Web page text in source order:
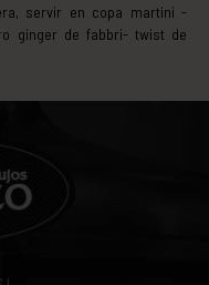
servir en copa martini -
ginger de fabbri- twist de